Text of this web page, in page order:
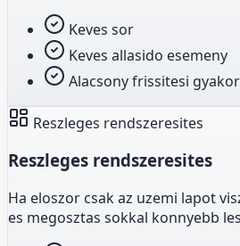
Keves sor
Keves allasido esemeny
Alacsony frissitesi
Reszleges rendszeresites
Reszleges rendszeresites
Ha eloszor csak az uzemi lapot
es megosztas sokkal konnyebb